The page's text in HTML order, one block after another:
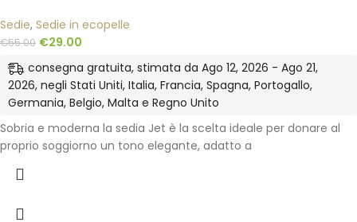
Sedie, Sedie in ecopelle
€55.00 €29.00
consegna gratuita, stimata da Ago 12, 2026 - Ago 21,
2026, negli Stati Uniti, Italia, Francia, Spagna, Portogallo,
Germania, Belgio, Malta e Regno Unito
Sobria e moderna la sedia Jet è la scelta ideale per donare al
proprio soggiorno un tono elegante, adatto a